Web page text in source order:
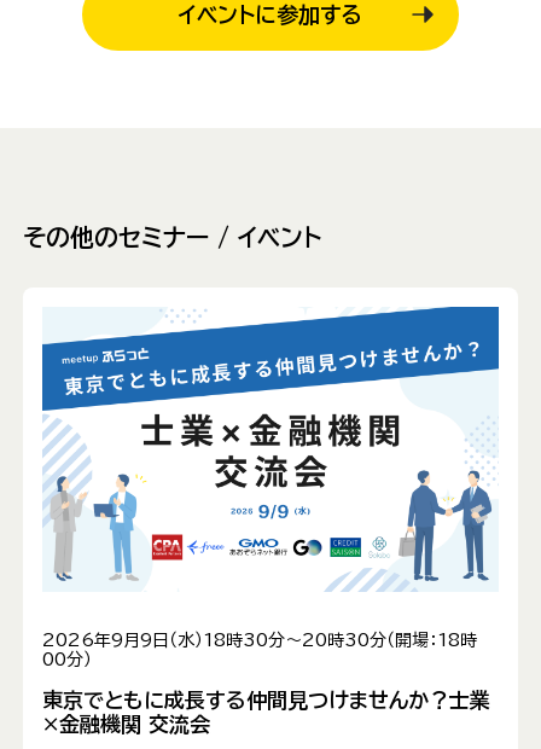
イベントに参加する
その他のセミナー / イベント
2026年9月9日（水）18時30分～20時30分（開場：18時
00分）
東京でともに成長する仲間見つけませんか？士業
×金融機関 交流会